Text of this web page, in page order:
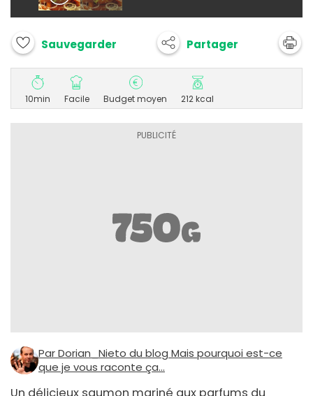
Sauvegarder Partager
10min Facile Budget moyen 212 kcal
Par Dorian_Nieto du blog Mais pourquoi est-ce
que je vous raconte ça...